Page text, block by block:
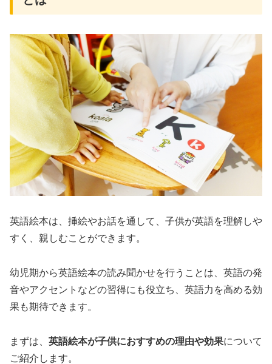
英語絵本は、挿絵やお話を通して、子供が英語を理解しや
すく、親しむことができます。
幼児期から英語絵本の読み聞かせを行うことは、英語の発
音やアクセントなどの習得にも役立ち、英語力を高める効
果も期待できます。
まずは、 英語絵本が子供におすすめの理由や効果について
ご紹介します。